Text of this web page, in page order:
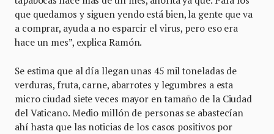
que quedamos y siguen yendo está bien, la gente que va
a comprar, ayuda a no esparcir el virus, pero eso era
hace un mes”, explica Ramón.
Se estima que al día llegan unas 45 mil toneladas de
verduras, fruta, carne, abarrotes y legumbres a esta
micro ciudad siete veces mayor en tamaño de la Ciudad
del Vaticano. Medio millón de personas se abastecían
ahí hasta que las noticias de los casos positivos por